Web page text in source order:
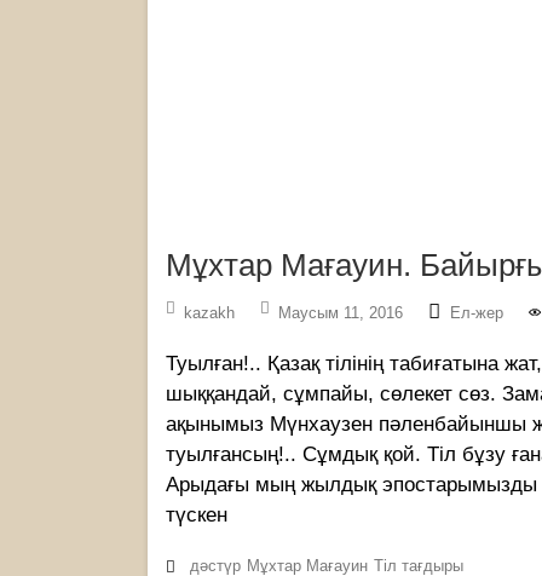
Мұхтар Мағауин. Байырғы
kazakh Маусым 11, 2016 Ел-жер
Туылған!.. Қазақ тілінің табиғатына
шыққандай, сұмпайы, сөлекет сөз.
ақынымыз Мүнхаузен пәленбайыншы
туылғансың!.. Сұмдық қой. Тіл бұзу
Арыдағы мың жыл­дық эпостарымызды
түскен
дәстүр Мұхтар Мағауин Тіл тағдыры